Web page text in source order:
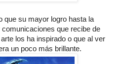
que su mayor logro hasta la
que recibe de
los ha inspirado o que al ver
un poco más brillante.